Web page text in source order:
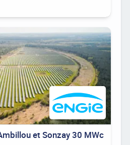
et Sonzay 30 MWc